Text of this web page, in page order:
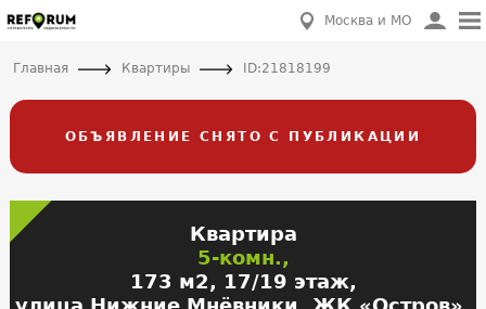
Москва и МО
Главная Квартиры ID:21818199
ОБЪЯВЛЕНИЕ СНЯТО С ПУБЛИКАЦИИ
Квартира
5-комн.,
173 м2, 17/19 этаж,